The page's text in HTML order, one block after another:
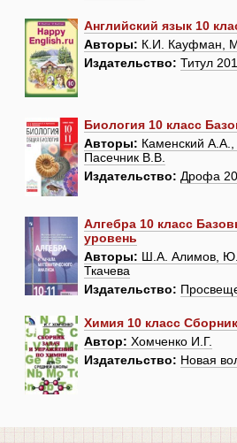
Английский язык 10
Авторы: К.И. Кауфман,
Издательство: Титул
Биология 10 класс
Авторы: Каменский А.А.,
Пасечник В.В.
Издательство: Дрофа
Алгебра 10 класс
уровень
Авторы: Ш.А. Алимов,
Ткачева
Издательство:
Химия 10 класс
Автор: Хомченко И.Г.
Издательство: Новая